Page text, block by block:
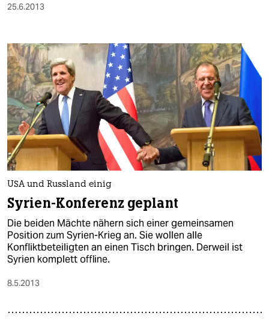
25.6.2013
USA und Russland einig
Syrien-Konferenz geplant
Die beiden Mächte nähern sich einer gemeinsamen
Position zum Syrien-Krieg an. Sie wollen alle
Konfliktbeteiligten an einen Tisch bringen. Derweil ist
Syrien komplett offline.
8.5.2013